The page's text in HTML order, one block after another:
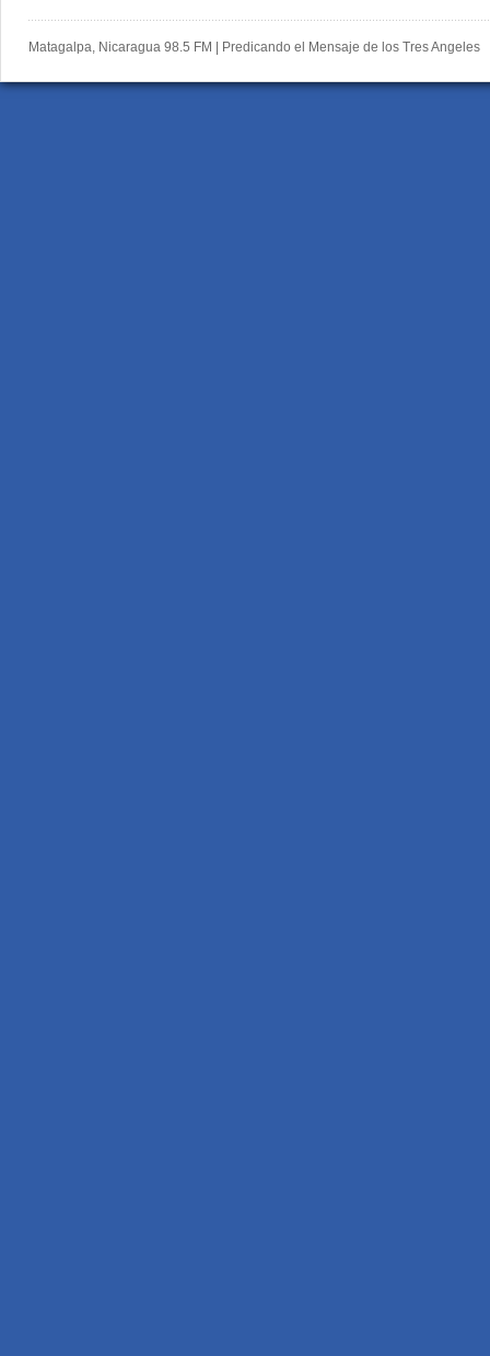
Matagalpa, Nicaragua 98.5 FM | Predicando el Mensaje de los Tres Angeles